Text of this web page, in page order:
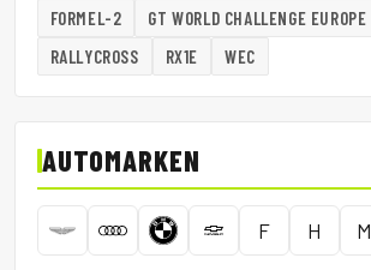
FORMEL-2
GT WORLD CHALLENGE EUROPE
RALLYCROSS
RX1E WEC
AUTOMARKEN
F H M